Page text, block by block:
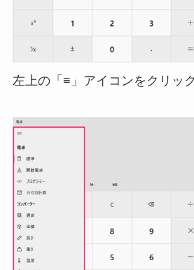
左上の「≡」アイコンをクリッ